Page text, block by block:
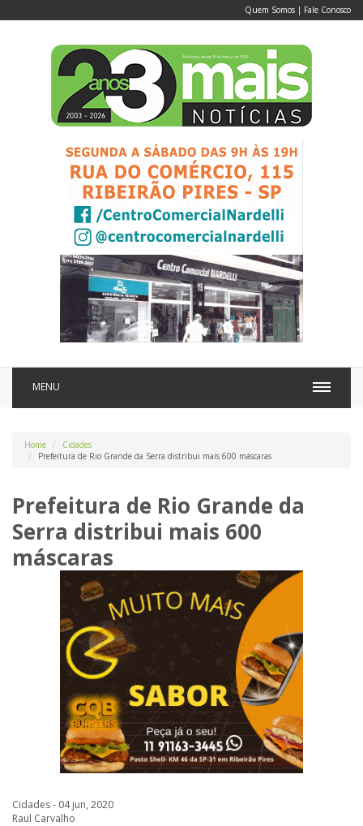
Quem Somos | Fale Conosco
MENU
Home
Cidades
Prefeitura de Rio Grande da Serra distribui mais 600 máscaras
Prefeitura de Rio Grande da
Serra distribui mais 600
máscaras
Cidades - 04 jun, 2020
Raul Carvalho